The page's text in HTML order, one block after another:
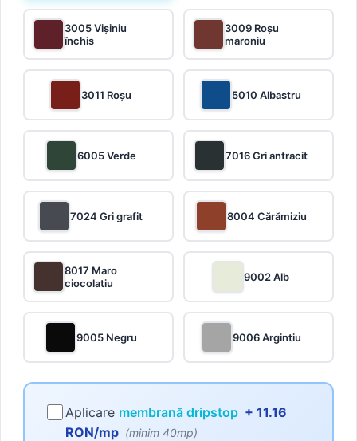
3005 Vișiniu
închis
3009 Roșu
maroniu
3011 Roșu 5010 Albastru
6005 Verde 7016 Gri antracit
7024 Gri grafit 8004 Cărămiziu
8017 Maro
ciocolatiu
9002 Alb
9005 Negru 9006 Argintiu
Aplicare membrană dripstop + 11.16
RON/mp (minim 40mp)